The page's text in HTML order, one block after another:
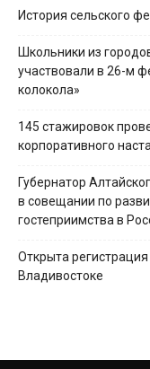
История сельского
Школьники из
участвовали в 26-м
колокола»
145 стажировок
корпоративного
Губернатор
в совещании по
гостеприимства в
Открыта
Владивостоке